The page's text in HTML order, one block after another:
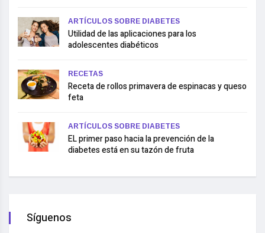
ARTÍCULOS SOBRE DIABETES
Utilidad de las aplicaciones para los
adolescentes diabéticos
RECETAS
Receta de rollos primavera de espinacas y queso
feta
ARTÍCULOS SOBRE DIABETES
EL primer paso hacia la prevención de la
diabetes está en su tazón de fruta
Síguenos